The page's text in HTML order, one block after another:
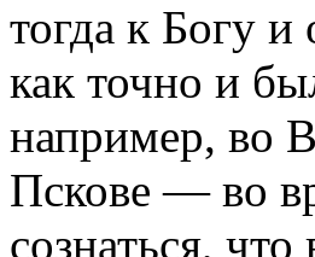
тогда к Богу
как точно и
например, во
Пскове — во
сознаться,